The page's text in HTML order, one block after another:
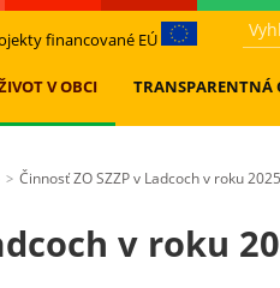
financované EÚ
V OBCI TRANSPARENTNÁ
> Činnosť ZO SZZP v Ladcoch v roku 2025
v roku